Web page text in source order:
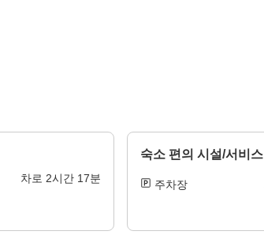
차로 2시간 17분
숙소 편의 시설/서비스
주차장